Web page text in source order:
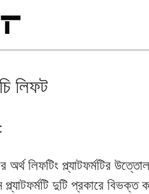
লিফট
অর্থ লিফটিং প্ল্যাটফর্মটির
দুটি প্রকারে বিভক্ত